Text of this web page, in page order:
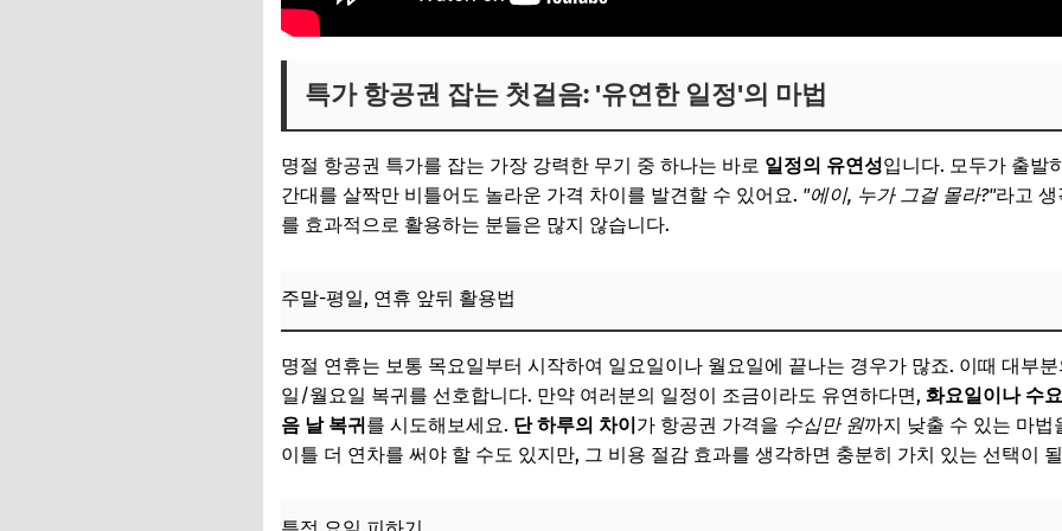
특가 항공권 잡는 첫걸음: '유연한 일정'의 마법
명절 항공권 특가를 잡는 가장 강력한 무기 중 하나는 바로 일정의 유연성입니다. 모두가 출발
간대를 살짝만 비틀어도 놀라운 가격 차이를 발견할 수 있어요. "에이, 누가 그걸 몰라?"라고
를 효과적으로 활용하는 분들은 많지 않습니다.
주말-평일, 연휴 앞뒤 활용법
명절 연휴는 보통 목요일부터 시작하여 일요일이나 월요일에 끝나는 경우가 많죠. 이때 대부
일/월요일 복귀를 선호합니다. 만약 여러분의 일정이 조금이라도 유연하다면, 화요일이나 수
음 날 복귀를 시도해보세요. 단 하루의 차이가 항공권 가격을 수십만 원까지 낮출 수 있는 마법
이틀 더 연차를 써야 할 수도 있지만, 그 비용 절감 효과를 생각하면 충분히 가치 있는 선택이